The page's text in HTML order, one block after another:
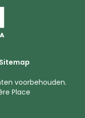
Sitemap
voorbehouden.
Place